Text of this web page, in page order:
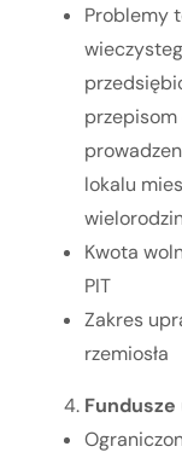
Problemy
lokalu
Kwota
PIT
Zakres
rzemiosła
Fundusze